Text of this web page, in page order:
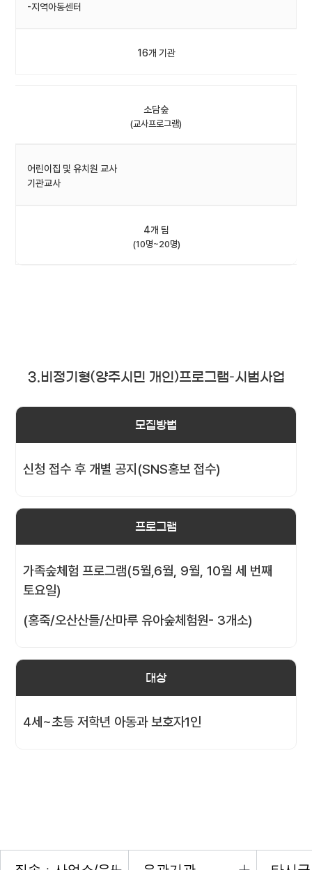
-지역아동센터
16개 기관
소담숲
(교사프로그램)
어린이집 및 유치원 교사
기관교사
4개 팀
(10명~20명)
3.비정기형(양주시민 개인)프로그램–시범사업
모집방법
신청 접수 후 개별 공지(SNS홍보 접수)
프로그램
가족숲체험 프로그램(5월,6월, 9월, 10월 세 번째
토요일)
(홍죽/오산산들/산마루 유아숲체험원- 3개소)
대상
4세~초등 저학년 아동과 보호자1인